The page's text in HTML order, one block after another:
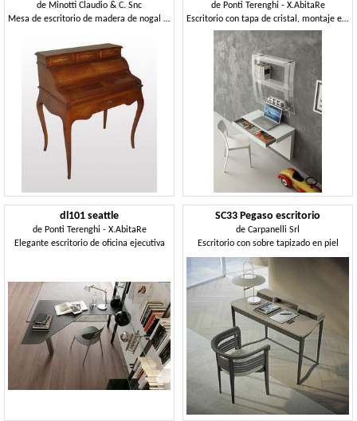
de Minotti Claudio & C. Snc
Mesa de escritorio de madera de nogal con tapa en cuero
de Ponti Terenghi - X.AbitaRe
Escritorio con tapa de cristal, montaje en pared
dl101 seattle
de Ponti Terenghi - X.AbitaRe
Elegante escritorio de oficina ejecutiva
SC33 Pegaso escritorio
de Carpanelli Srl
Escritorio con sobre tapizado en piel